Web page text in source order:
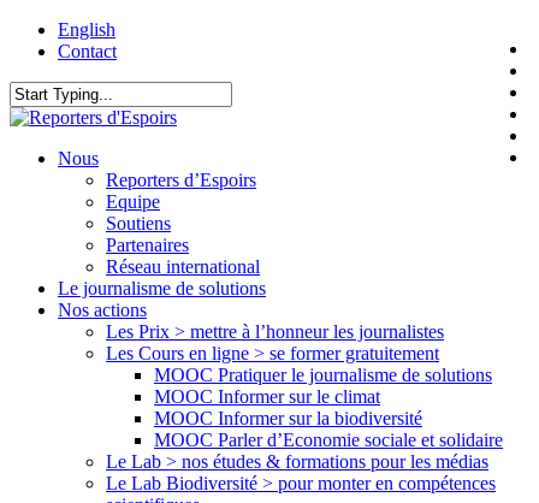
Skip
content
English
Contact
Close
search
Menu
Nous
Reporters d’Espoirs
Equipe
Soutiens
Partenaires
Réseau international
Le journalisme de solutions
Nos actions
Les Prix > mettre à l’honneur les journalistes
Les Cours en ligne > se former gratuitement
MOOC Pratiquer le journalisme de solutions
MOOC Informer sur le climat
MOOC Informer sur la biodiversité
MOOC Parler d’Economie sociale et solidaire
Le Lab > nos études & formations pour les médias
Le Lab Biodiversité > pour monter en compétences